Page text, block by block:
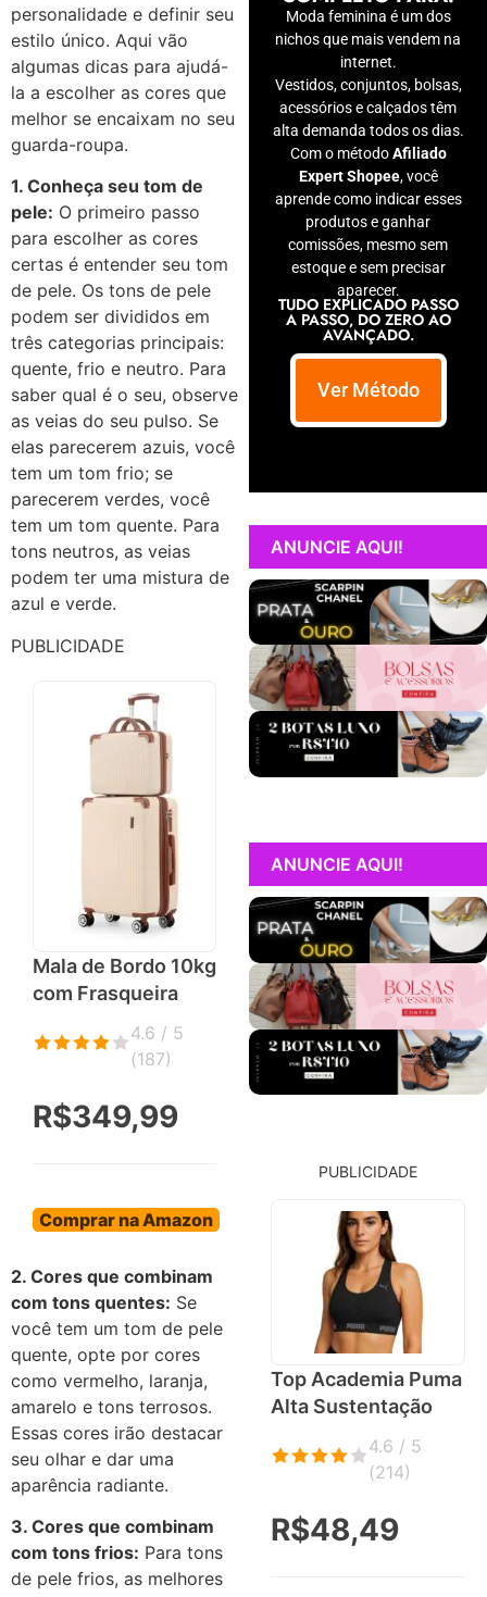
personalidade e definir seu
estilo único. Aqui vão
algumas dicas para ajudá-
la a escolher as cores que
melhor se encaixam no seu
guarda-roupa.
1. Conheça seu tom de
pele: O primeiro passo
para escolher as cores
certas é entender seu tom
de pele. Os tons de pele
podem ser divididos em
três categorias principais:
quente, frio e neutro. Para
saber qual é o seu, observe
as veias do seu pulso. Se
elas parecerem azuis, você
tem um tom frio; se
parecerem verdes, você
tem um tom quente. Para
tons neutros, as veias
podem ter uma mistura de
azul e verde.
PUBLICIDADE
Mala de Bordo 10kg
com Frasqueira
4.6 / 5
(187)
R$349,99
Comprar na Amazon
2. Cores que combinam
com tons quentes: Se
você tem um tom de pele
quente, opte por cores
como vermelho, laranja,
amarelo e tons terrosos.
Essas cores irão destacar
seu olhar e dar uma
aparência radiante.
3. Cores que combinam
com tons frios: Para tons
de pele frios, as melhores
Moda feminina é um dos
nichos que mais vendem na
internet.
Vestidos, conjuntos, bolsas,
acessórios e calçados têm
alta demanda todos os dias.
Com o métodoAfiliado
Expert Shopee, você
aprende como indicar esses
produtos e ganhar
comissões, mesmo sem
estoque e sem precisar
aparecer.
TUDO EXPLICADO PASSO
A PASSO, DO ZERO AO
AVANÇADO.
Ver Método
ANUNCIE AQUI!
ANUNCIE AQUI!
PUBLICIDADE
Top Academia Puma
Alta Sustentação
4.6 / 5
(214)
R$48,49